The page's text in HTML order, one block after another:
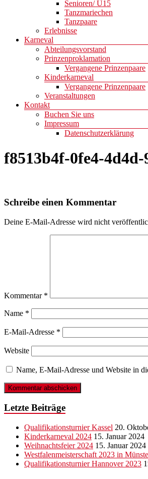
Senioren/ Ü15
Tanzmariechen
Tanzpaare
Erlebnisse
Karneval
Abteilungsvorstand
Prinzenproklamation
Vergangene Prinzenpaare
Kinderkarneval
Vergangene Prinzenpaare
Veranstaltungen
Kontakt
Buchen Sie uns
Impressum
Datenschutzerklärung
f8513b4f-0fe4-
Schreibe einen Kommentar
Deine E-Mail-Adresse wird nicht
Kommentar *
Name *
E-Mail-Adresse *
Website
Name, E-Mail-Adresse und Website in
Letzte Beiträge
Qualifikationsturnier Kassel 20.
Kinderkarneval 2024 15. Januar 2024
Weihnachtsfeier 2024 15. Januar 2024
Westfalenmeisterschaft 2023 in
Qualifikationsturnier Hannover 2023